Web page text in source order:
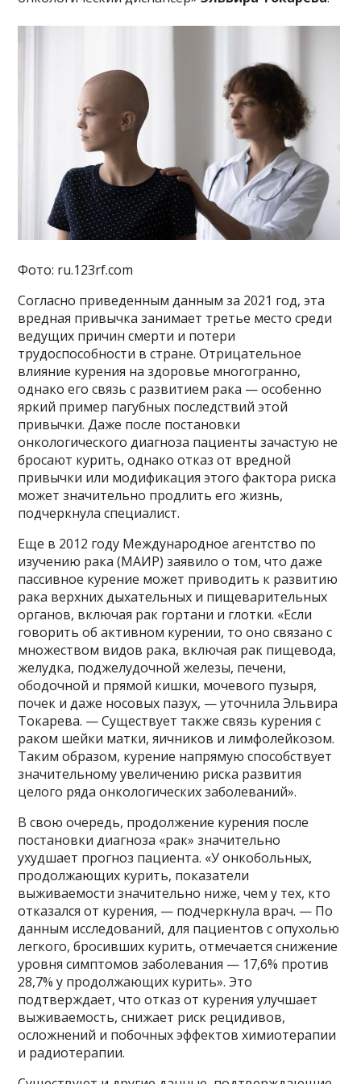
Фото: ru.123rf.com
Согласно приведенным данным за 2021 год, эта
вредная привычка занимает третье место среди
ведущих причин смерти и потери
трудоспособности в стране. Отрицательное
влияние курения на здоровье многогранно,
однако его связь с развитием рака — особенно
яркий пример пагубных последствий этой
привычки. Даже после постановки
онкологического диагноза пациенты зачастую не
бросают курить, однако отказ от вредной
привычки или модификация этого фактора риска
может значительно продлить его жизнь,
подчеркнула специалист.
Еще в 2012 году Международное агентство по
изучению рака (МАИР) заявило о том, что даже
пассивное курение может приводить к развитию
рака верхних дыхательных и пищеварительных
органов, включая рак гортани и глотки. «Если
говорить об активном курении, то оно связано с
множеством видов рака, включая рак пищевода,
желудка, поджелудочной железы, печени,
ободочной и прямой кишки, мочевого пузыря,
почек и даже носовых пазух, — уточнила Эльвира
Токарева. — Существует также связь курения с
раком шейки матки, яичников и лимфолейкозом.
Таким образом, курение напрямую способствует
значительному увеличению риска развития
целого ряда онкологических заболеваний».
В свою очередь, продолжение курения после
постановки диагноза «рак» значительно
ухудшает прогноз пациента. «У онкобольных,
продолжающих курить, показатели
выживаемости значительно ниже, чем у тех, кто
отказался от курения, — подчеркнула врач. — По
данным исследований, для пациентов с опухолью
легкого, бросивших курить, отмечается снижение
уровня симптомов заболевания — 17,6% против
28,7% у продолжающих курить». Это
подтверждает, что отказ от курения улучшает
выживаемость, снижает риск рецидивов,
осложнений и побочных эффектов химиотерапии
и радиотерапии.